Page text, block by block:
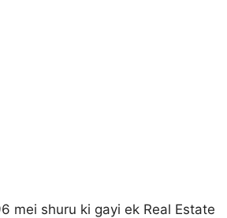
mei shuru ki gayi ek Real Estate